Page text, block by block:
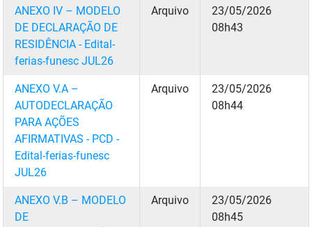
LOTEP
Ouvidoria Geral do Estado
PAP
PB Saúde
PBTUR
Projeto Cooperar
ANEXO IV – MODELO
DE DECLARAÇÃO DE
RESIDÊNCIA - Edital-
ferias-funesc JUL26
Arquivo
23/05/2026
08h43
ANEXO V.A –
AUTODECLARAÇÃO
PARA AÇÕES
AFIRMATIVAS - PCD -
Edital-ferias-funesc
JUL26
Arquivo
23/05/2026
08h44
ANEXO V.B – MODELO
DE
Arquivo
23/05/2026
08h45